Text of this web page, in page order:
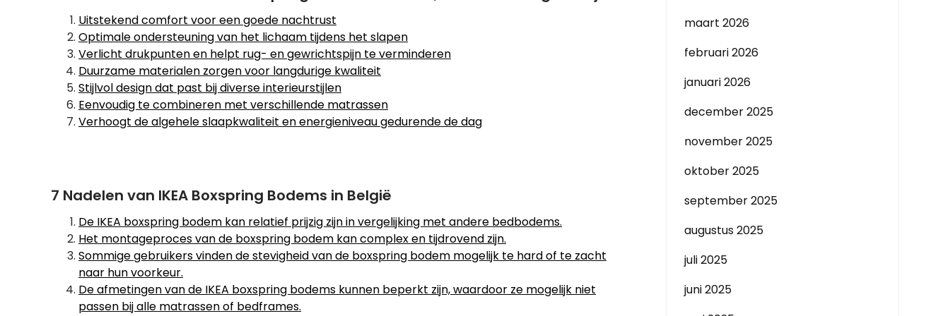
Uitstekend comfort voor een goede nachtrust
Optimale ondersteuning van het lichaam tijdens het slapen
Verlicht drukpunten en helpt rug- en gewrichtspijn te verminderen
Duurzame materialen zorgen voor langdurige kwaliteit
Stijlvol design dat past bij diverse interieurstijlen
Eenvoudig te combineren met verschillende matrassen
Verhoogt de algehele slaapkwaliteit en energieniveau gedurende de dag
7 Nadelen van IKEA Boxspring Bodems in België
De IKEA boxspring bodem kan relatief prijzig zijn in vergelijking met andere bedbodems.
Het montageproces van de boxspring bodem kan complex en tijdrovend zijn.
Sommige gebruikers vinden de stevigheid van de boxspring bodem mogelijk te hard of te zacht
naar hun voorkeur.
De afmetingen van de IKEA boxspring bodems kunnen beperkt zijn, waardoor ze mogelijk niet
passen bij alle matrassen of bedframes.
maart 2026
februari 2026
januari 2026
december 2025
november 2025
oktober 2025
september 2025
augustus 2025
juli 2025
juni 2025